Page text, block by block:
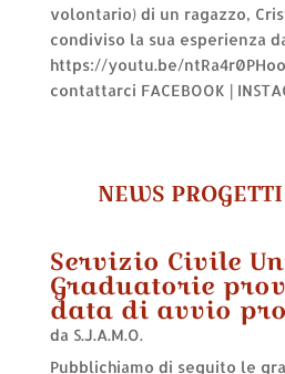
volontario) di un ragazzo,
condiviso la sua esperienza
https://youtu.be/
contattarci FACEBOOK |
NEWS
Servizio Civile
Graduatorie
data di avvio
da S.J.A.M.O.
Pubblichiamo di seguito le